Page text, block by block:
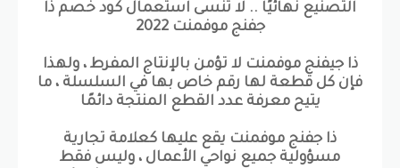
التصنيع نهائيًا .. لا تنسى استعمال كود خصم ذا
جفنج موفمنت 2022
ذا جيفنج موفمنت لا تؤمن بالإنتاج المفرط ، ولهذا
فإن كل قطعة لها رقم خاص بها في السلسلة ، ما
يتيح معرفة عدد القطع المنتجة دائمًا
ذا جفنج موفمنت يقع عليها كعلامة تجارية
مسؤولية جميع نواحي الأعمال ، وليس فقط